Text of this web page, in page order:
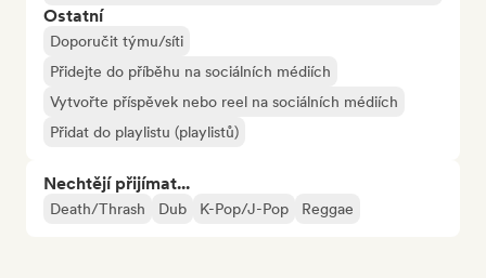
Ostatní
Doporučit týmu/síti
Přidejte do příběhu na sociálních médiích
Vytvořte příspěvek nebo reel na sociálních médiích
Přidat do playlistu (playlistů)
Nechtějí přijímat...
Death/Thrash Dub K-Pop/J-Pop Reggae